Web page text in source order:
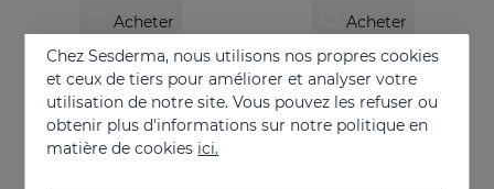
Acheter
ATOPISES Crème Hydratante Soin Intensif
Pour les peaux à tendance topique
26.95 €
Acheter
ATOPISES Gel De Bain
12.95 €
Chez Sesderma, nous utilisons nos propres cookies
et ceux de tiers pour améliorer et analyser votre
utilisation de notre site. Vous pouvez les refuser ou
obtenir plus d'informations sur notre politique en
matière de cookies ici.